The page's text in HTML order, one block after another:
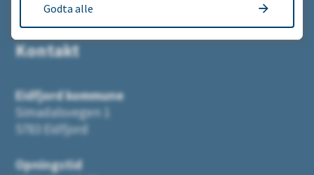
Kontakt
Eidfjord kommune
Simadalsvegen 1
5783 Eidfjord
Opningstid
Godta alle